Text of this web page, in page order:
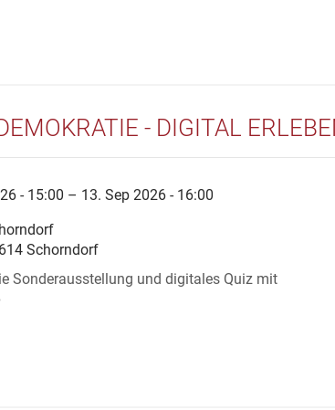
- DIGITAL
- 15:00 – 13. Sep 2026 - 16:00
Schorndorf
Sonderausstellung und digitales Quiz mit